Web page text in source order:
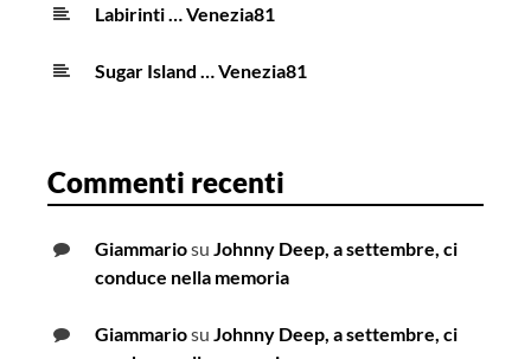
Labirinti … Venezia81
Sugar Island … Venezia81
Commenti recenti
Giammariosu Johnny Deep, a settembre, ci
conduce nella memoria
Giammariosu Johnny Deep, a settembre, ci